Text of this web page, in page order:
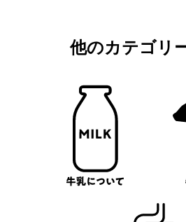
他のカテゴリ